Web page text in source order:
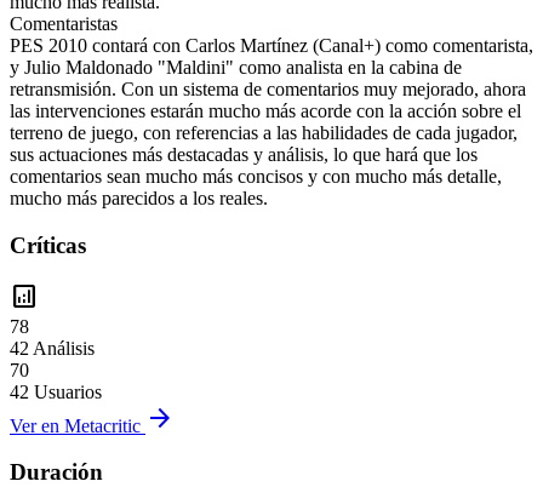
Comentaristas
PES 2010 contará con Carlos Martínez (Canal+) como comentarista,
y Julio Maldonado "Maldini" como analista en la cabina de
retransmisión. Con un sistema de comentarios muy mejorado, ahora
las intervenciones estarán mucho más acorde con la acción sobre el
terreno de juego, con referencias a las habilidades de cada jugador,
sus actuaciones más destacadas y análisis, lo que hará que los
comentarios sean mucho más concisos y con mucho más detalle,
mucho más parecidos a los reales.
Críticas
analytics
78
42 Análisis
70
42 Usuarios
Ver en Metacritic arrow_forward
Duración